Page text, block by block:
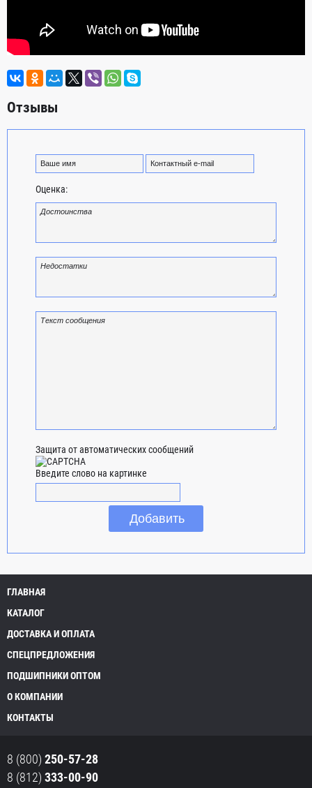
Отзывы
Оценка:
Защита от автоматических сообщений
Введите слово на картинке
ГЛАВНАЯ
КАТАЛОГ
ДОСТАВКА И ОПЛАТА
СПЕЦПРЕДЛОЖЕНИЯ
ПОДШИПНИКИ ОПТОМ
О КОМПАНИИ
КОНТАКТЫ
8 (800) 250-57-28
8 (812) 333-00-90